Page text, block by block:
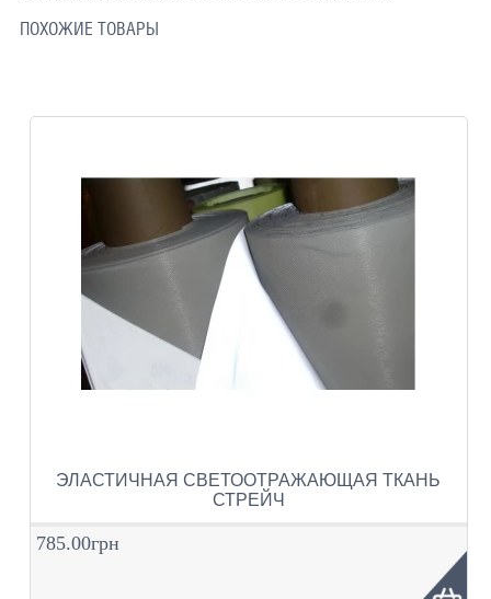
ПОХОЖИЕ ТОВАРЫ
ЭЛАСТИЧНАЯ СВЕТООТРАЖАЮЩАЯ ТКАНЬ
СТРЕЙЧ
785.00грн